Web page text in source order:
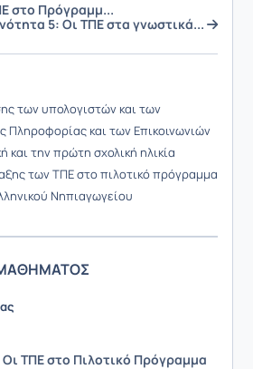
στο Πρόγραμμ...
5: Οι ΤΠΕ στα γνωστικά...
των υπολογιστών και των
Πληροφορίας και των Επικοινωνιών
και την πρώτη σχολική ηλικία
των ΤΠΕ στο πιλοτικό πρόγραμμα
Νηπιαγωγείου
ΤΠΕ στο Πιλοτικό Πρόγραμμα